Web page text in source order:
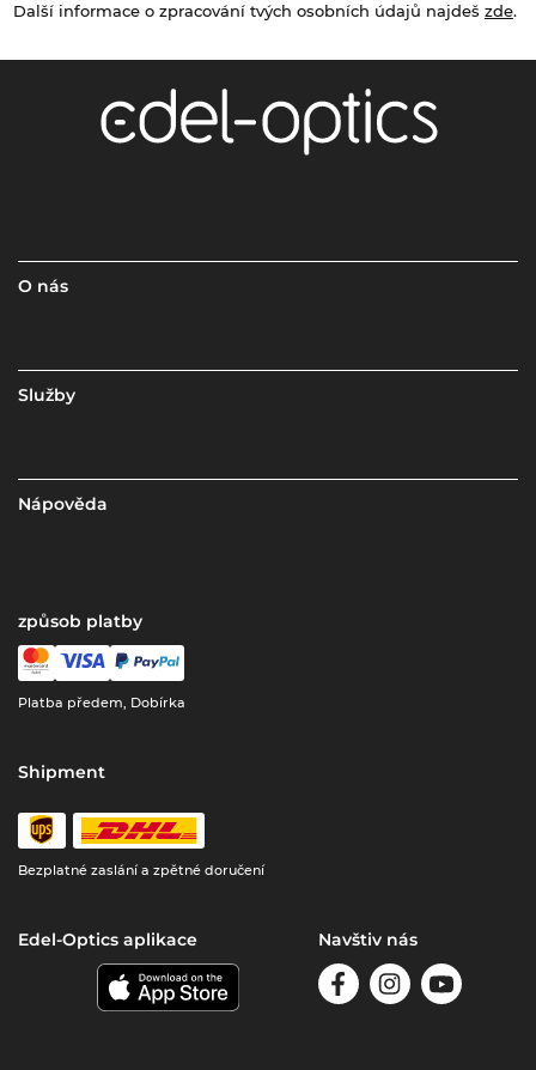
Další informace o zpracování tvých osobních údajů najdeš zde.
O nás
Služby
Nápověda
způsob platby
Platba předem, Dobírka
Shipment
Bezplatné zaslání a zpětné doručení
Edel-Optics aplikace Navštiv nás